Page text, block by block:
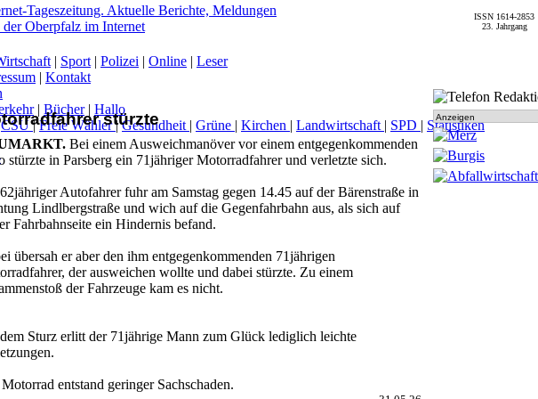
stürzte
Bei einem Ausweichmanöver vor einem entgegenkommenden
stürzte in Parsberg ein 71jähriger Motorradfahrer und verletzte sich.
Autofahrer fuhr am Samstag gegen 14.45 auf der Bärenstraße in
Lindlbergstraße und wich auf die Gegenfahrbahn aus, als sich auf
Fahrbahnseite ein Hindernis befand.
übersah er aber den ihm entgegenkommenden 71jährigen
der ausweichen wollte und dabei stürzte. Zu einem
der Fahrzeuge kam es nicht.
Sturz erlitt der 71jährige Mann zum Glück lediglich leichte
entstand geringer Sachschaden.
Anzeigen
ISSN 1614-2853
23. Jahrgang
| Sport | Polizei | Online | Leser
| Kontakt
| Bücher| Hallo
CSU|Freie Wähler|Gesundheit | Grüne | Kirchen | Landwirtschaft | SPD | Statistiken